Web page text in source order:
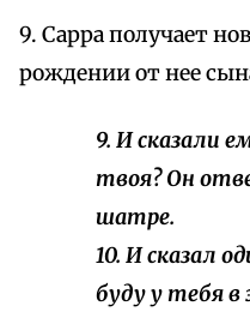
9. Сарра получает
рождении от нее
9. И сказали
твоя? Он
шатре.
10. И сказал
буду у тебя